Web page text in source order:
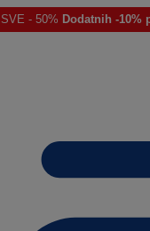
SVE - 50% Dodatnih -